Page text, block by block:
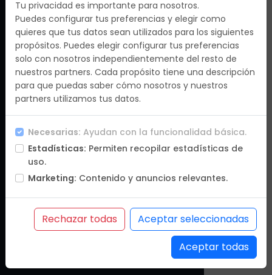
Direccion
C/Méndez Álvaro, 9 Planta 2 , 28045 Madrid
Email
info@destinosdelmundo.es
Teléfono
Tu privacidad es importante para nosotros.
Puedes configurar tus preferencias y elegir como
quieres que tus datos sean utilizados para los siguientes
propósitos. Puedes elegir configurar tus preferencias
solo con nosotros independientemente del resto de
nuestros partners. Cada propósito tiene una descripción
para que puedas saber cómo nosotros y nuestros
partners utilizamos tus datos.
Necesarias: Ayudan con la funcionalidad básica.
Estadísticas: Permiten recopilar estadísticas de
uso.
Marketing: Contenido y anuncios relevantes.
Rechazar todas
Aceptar seleccionadas
Aceptar todas